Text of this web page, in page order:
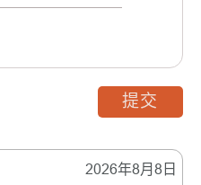
2026年8月8日
提交